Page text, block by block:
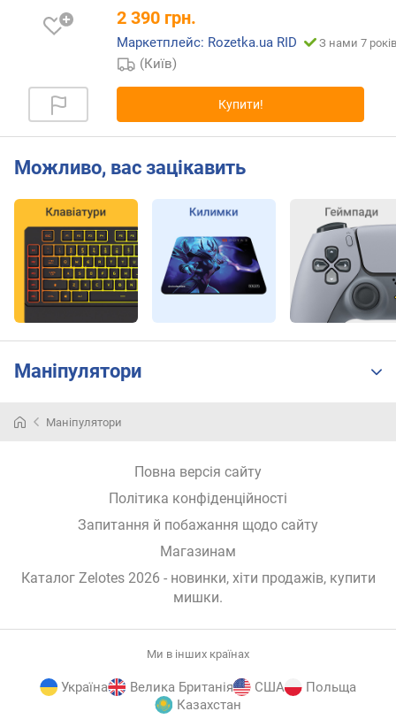
е
н
р
(
P
)
м
а
к
с
.
р
о
з
л
і
т
е
н
2 390 грн.
Маркетплейс: Rozetka.ua RID З нами 7 років
(Київ)
Купити!
Можливо, вас зацікавить
Маніпулятори
Маніпулятори
Повна версія сайту
Політика конфіденційності
Запитання й побажання щодо сайту
Магазинам
Каталог Zelotes 2026 - новинки, хіти продажів, купити
мишки.
Ми в інших країнах
Україна Велика Британія США
Польща
Казахстан